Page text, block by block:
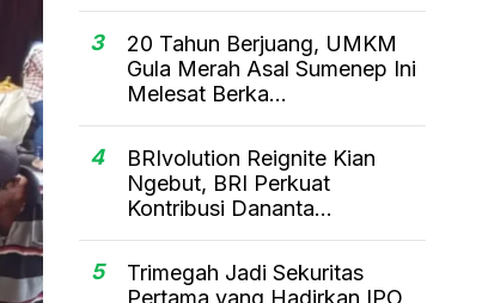
3
20 Tahun Berjuang, UMKM
Gula Merah Asal Sumenep Ini
Melesat Berka...
4
BRIvolution Reignite Kian
Ngebut, BRI Perkuat
Kontribusi Dananta...
5
Trimegah Jadi Sekuritas